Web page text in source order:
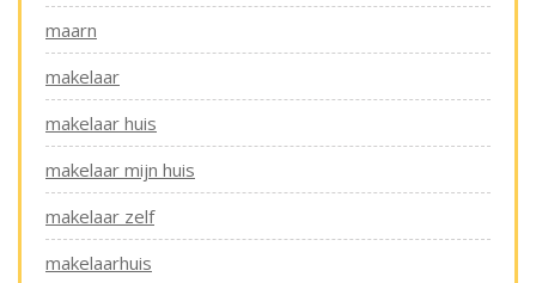
maarn
makelaar
makelaar huis
makelaar mijn huis
makelaar zelf
makelaarhuis